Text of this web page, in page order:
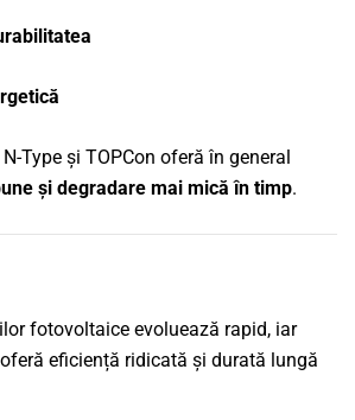
Type și TOPCon oferă în general
și degradare mai mică în timp.
fotovoltaice evoluează rapid, iar
eficiență ridicată și durată lungă